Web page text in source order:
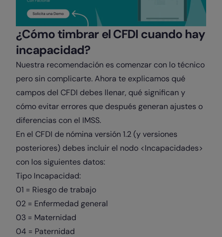
¿Cómo timbrar el CFDI cuando hay
incapacidad?
Nuestra recomendación es comenzar con lo técnico
pero sin complicarte. Ahora te explicamos qué
campos del CFDI debes llenar, qué significan y
cómo evitar errores que después generan ajustes o
diferencias con el IMSS.
En el CFDI de nómina versión 1.2 (y versiones
posteriores) debes incluir el nodo <Incapacidades>
con los siguientes datos:
Tipo Incapacidad:
01 = Riesgo de trabajo
02 = Enfermedad general
03 = Maternidad
04 = Paternidad